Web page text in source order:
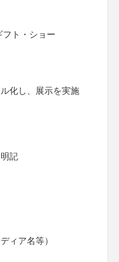
フト・ショー
化し、展示を実施
記
ィア名等）